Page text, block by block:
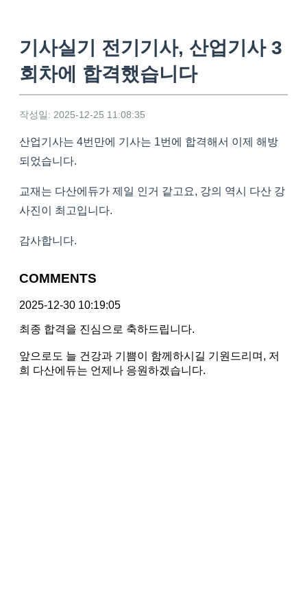
기사실기 전기기사, 산업기사 3
회차에 합격했습니다
작성일: 2025-12-25 11:08:35
산업기사는 4번만에 기사는 1번에 합격해서 이제 해방
되었습니다.
교재는 다산에듀가 제일 인거 같고요, 강의 역시 다산 강
사진이 최고입니다.
감사합니다.
COMMENTS
2025-12-30 10:19:05
최종 합격을 진심으로 축하드립니다.
앞으로도 늘 건강과 기쁨이 함께하시길 기원드리며, 저
희 다산에듀는 언제나 응원하겠습니다.